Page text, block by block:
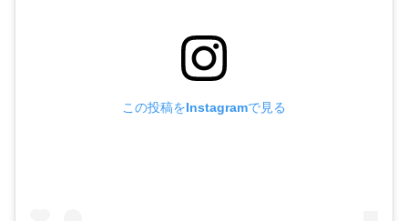
この投稿をInstagramで見る